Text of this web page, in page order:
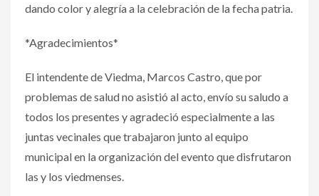
dando color y alegría a la celebración de la fecha patria.
*Agradecimientos*
El intendente de Viedma, Marcos Castro, que por
problemas de salud no asistió al acto, envío su saludo a
todos los presentes y agradeció especialmente a las
juntas vecinales que trabajaron junto al equipo
municipal en la organización del evento que disfrutaron
las y los viedmenses.